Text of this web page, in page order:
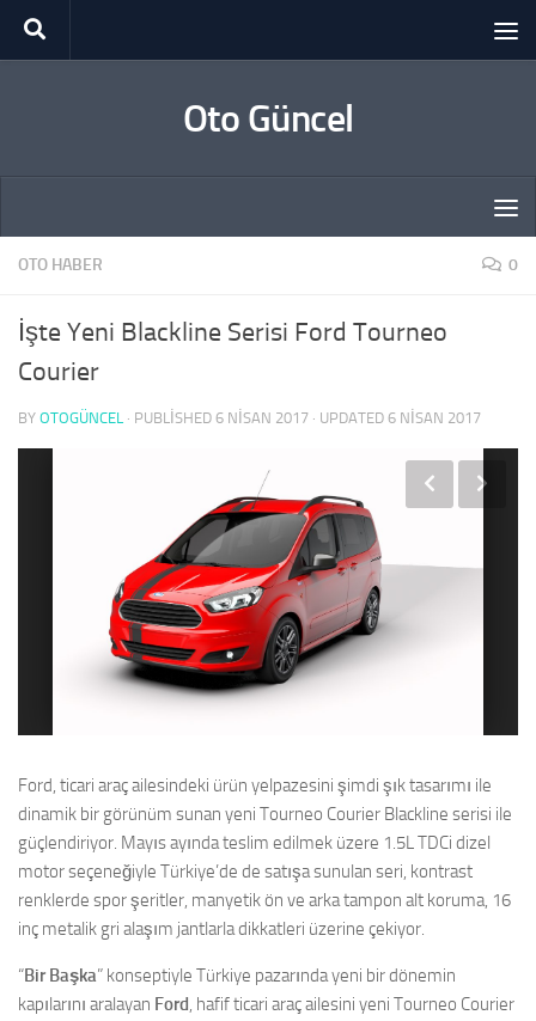
Skip to content
Oto Güncel
OTO HABER 0
İşte Yeni Blackline Serisi Ford Tourneo
Courier
BY OTOGÜNCEL · PUBLISHED 6 NISAN 2017 · UPDATED 6 NISAN 2017
Ford, ticari araç ailesindeki ürün yelpazesini şimdi şık tasarımı ile
dinamik bir görünüm sunan yeni Tourneo Courier Blackline serisi ile
güçlendiriyor. Mayıs ayında teslim edilmek üzere 1.5L TDCi dizel
motor seçeneğiyle Türkiye’de de satışa sunulan seri, kontrast
renklerde spor şeritler, manyetik ön ve arka tampon alt koruma, 16
inç metalik gri alaşım jantlarla dikkatleri üzerine çekiyor.
“Bir Başka” konseptiyle Türkiye pazarında yeni bir dönemin
kapılarını aralayan Ford, hafif ticari araç ailesini yeni Tourneo Courier